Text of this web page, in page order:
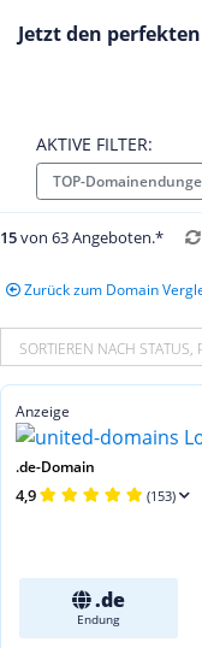
Jetzt den
AKTIVE FILTER:
TOP-
15von 63 Angeboten.*
Zurück zum Domain
SORTIEREN NACH STATUS,
Anzeige
.de-Domain
4,9 (153)
.de
Endung